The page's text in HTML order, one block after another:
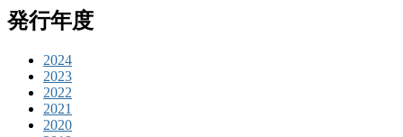
発行年度
2024
2023
2022
2021
2020